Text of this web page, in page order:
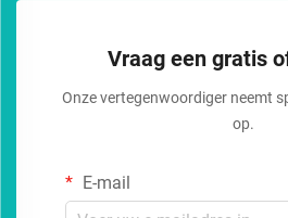
Vraag een gratis
Onze vertegenwoordiger neemt
op.
E-mail